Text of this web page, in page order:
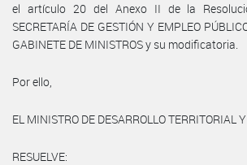
el artículo 20 del Anexo II de la
SECRETARÍA DE GESTIÓN Y EMPLEO
GABINETE DE MINISTROS y su modificatoria.
Por ello,
EL MINISTRO DE DESARROLLO TERRITORIAL
RESUELVE: